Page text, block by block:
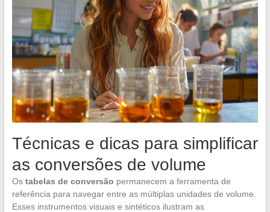
Técnicas e dicas para simplificar
as conversões de volume
Os tabelas de conversão permanecem a ferramenta de
referência para navegar entre as múltiplas unidades de volume.
Esses instrumentos visuais e sintéticos ilustram as